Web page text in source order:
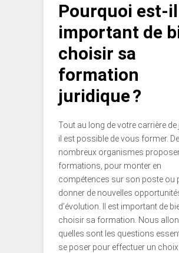
Pourquoi est-il
important de
choisir sa
formation
juridique ?
Tout au long de votre carrière de
il est possible de vous former. De
nombreux organismes
formations, pour monter en
compétences sur son poste ou
donner de nouvelles
d’évolution. Il est important de
choisir sa formation. Nous
quelles sont les questions
se poser pour effectuer un choix